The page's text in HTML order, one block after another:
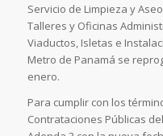
Servicio de Limpieza y
Talleres y Oficinas
Viaductos, Isletas e
Metro de Panamá se
enero.
Para cumplir con los
Contrataciones Públicas